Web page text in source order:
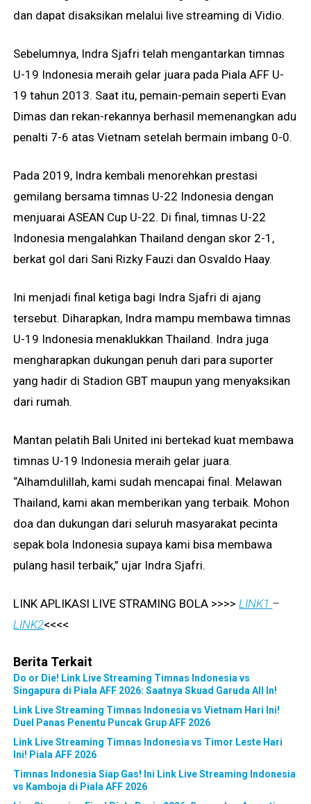
dan dapat disaksikan melalui live streaming di Vidio.
Sebelumnya, Indra Sjafri telah mengantarkan timnas
U-19 Indonesia meraih gelar juara pada Piala AFF U-
19 tahun 2013. Saat itu, pemain-pemain seperti Evan
Dimas dan rekan-rekannya berhasil memenangkan adu
penalti 7-6 atas Vietnam setelah bermain imbang 0-0.
Pada 2019, Indra kembali menorehkan prestasi
gemilang bersama timnas U-22 Indonesia dengan
menjuarai ASEAN Cup U-22. Di final, timnas U-22
Indonesia mengalahkan Thailand dengan skor 2-1,
berkat gol dari Sani Rizky Fauzi dan Osvaldo Haay.
Ini menjadi final ketiga bagi Indra Sjafri di ajang
tersebut. Diharapkan, Indra mampu membawa timnas
U-19 Indonesia menaklukkan Thailand. Indra juga
mengharapkan dukungan penuh dari para suporter
yang hadir di Stadion GBT maupun yang menyaksikan
dari rumah.
Mantan pelatih Bali United ini bertekad kuat membawa
timnas U-19 Indonesia meraih gelar juara.
“Alhamdulillah, kami sudah mencapai final. Melawan
Thailand, kami akan memberikan yang terbaik. Mohon
doa dan dukungan dari seluruh masyarakat pecinta
sepak bola Indonesia supaya kami bisa membawa
pulang hasil terbaik,” ujar Indra Sjafri.
LINK APLIKASI LIVE STRAMING BOLA >>>>LINK1 –
LINK2<<<<
Berita Terkait
Do or Die! Link Live Streaming Timnas Indonesia vs
Singapura di Piala AFF 2026: Saatnya Skuad Garuda All In!
Link Live Streaming Timnas Indonesia vs Vietnam Hari Ini!
Duel Panas Penentu Puncak Grup AFF 2026
Link Live Streaming Timnas Indonesia vs Timor Leste Hari
Ini! Piala AFF 2026
Timnas Indonesia Siap Gas! Ini Link Live Streaming Indonesia
vs Kamboja di Piala AFF 2026